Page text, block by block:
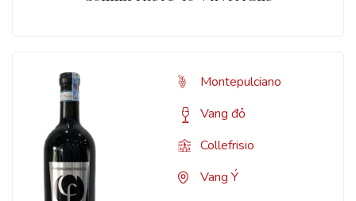
Montepulciano
Vang đỏ
Collefrisio
Vang Ý